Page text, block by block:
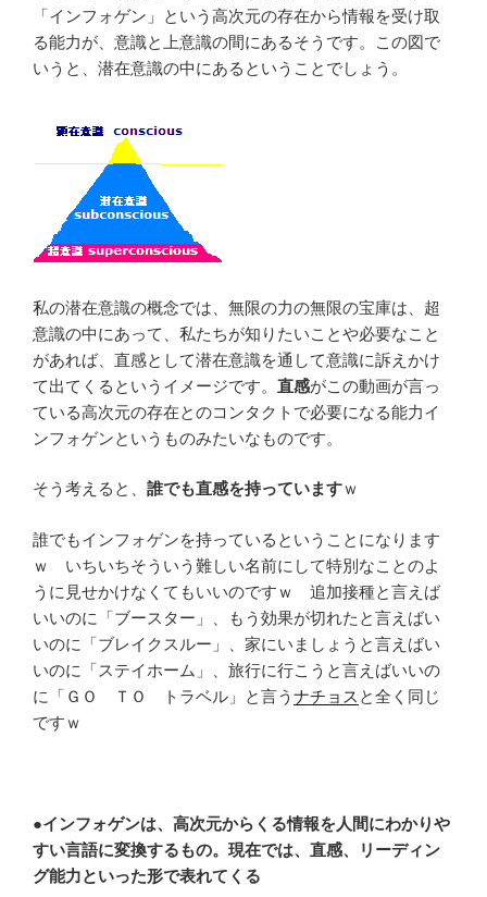
「インフォゲン」という高次元の存在から情報を受け取
る能力が、意識と上意識の間にあるそうです。この図で
いうと、潜在意識の中にあるということでしょう。
私の潜在意識の概念では、無限の力の無限の宝庫は、超
意識の中にあって、私たちが知りたいことや必要なこと
があれば、直感として潜在意識を通して意識に訴えかけ
て出てくるというイメージです。 直感がこの動画が言っ
ている高次元の存在とのコンタクトで必要になる能力イ
ンフォゲンというものみたいなものです。
そう考えると、 誰でも直感を持っていますｗ
誰でもインフォゲンを持っているということになります
ｗ いちいちそういう難しい名前にして特別なことのよ
うに見せかけなくてもいいのですｗ 追加接種と言えば
いいのに「ブースター」、もう効果が切れたと言えばい
いのに「ブレイクスルー」、家にいましょうと言えばい
いのに「ステイホーム」、旅行に行こうと言えばいいの
に「ＧＯ ＴＯ トラベル」と言う ナチョス と全く同じ
ですｗ
●インフォゲンは、高次元からくる情報を人間にわかりや
すい言語に変換するもの。現在では、直感、リーディン
グ能力といった形で表れてくる